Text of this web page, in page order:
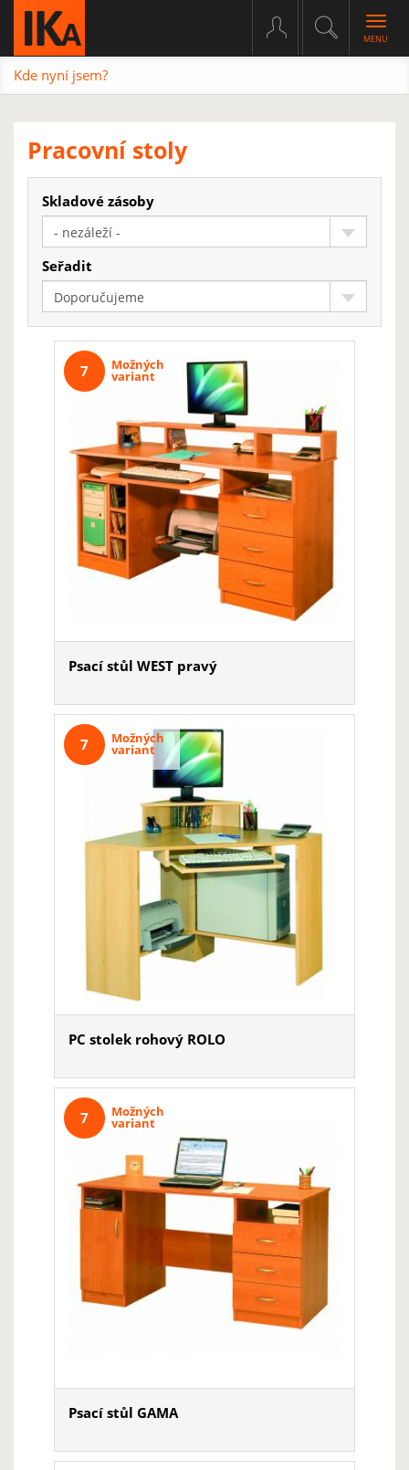
Kde nyní jsem?
Pracovní stoly
Skladové zásoby
- nezáleží -
Seřadit
Doporučujeme
Možných
variant
7
Psací stůl WEST pravý
Možných
variant
7
PC stolek rohový ROLO
Možných
variant
7
Psací stůl GAMA